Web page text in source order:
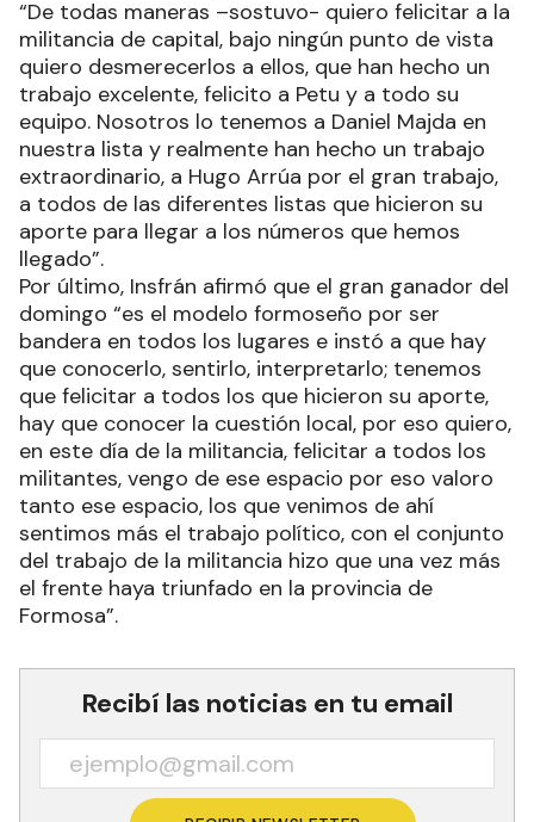
“De todas maneras –sostuvo- quiero felicitar a la
militancia de capital, bajo ningún punto de vista
quiero desmerecerlos a ellos, que han hecho un
trabajo excelente, felicito a Petu y a todo su
equipo. Nosotros lo tenemos a Daniel Majda en
nuestra lista y realmente han hecho un trabajo
extraordinario, a Hugo Arrúa por el gran trabajo,
a todos de las diferentes listas que hicieron su
aporte para llegar a los números que hemos
llegado”.
Por último, Insfrán afirmó que el gran ganador del
domingo “es el modelo formoseño por ser
bandera en todos los lugares e instó a que hay
que conocerlo, sentirlo, interpretarlo; tenemos
que felicitar a todos los que hicieron su aporte,
hay que conocer la cuestión local, por eso quiero,
en este día de la militancia, felicitar a todos los
militantes, vengo de ese espacio por eso valoro
tanto ese espacio, los que venimos de ahí
sentimos más el trabajo político, con el conjunto
del trabajo de la militancia hizo que una vez más
el frente haya triunfado en la provincia de
Formosa”.
Recibí las noticias en tu email